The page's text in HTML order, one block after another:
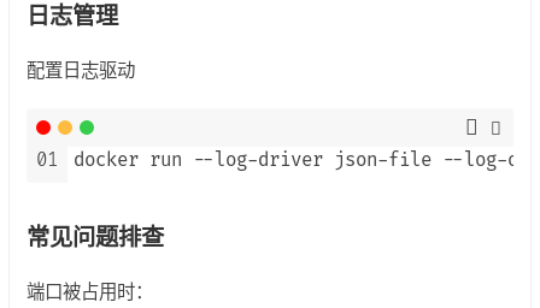
日志管理
配置日志驱动
01 docker run --log-driver json-file --log-opt
常见问题排查
端口被占用时：